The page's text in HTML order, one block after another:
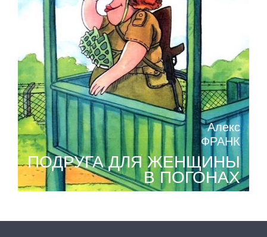
Алекс
ФРАНК
ПОДРУГА ДЛЯ ЖЕНЩИНЫ
В ПОГОНАХ